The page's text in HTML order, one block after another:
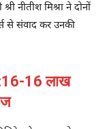
नीतीश मिश्रा ने दोनों
से संवाद कर उनकी
16 लाख